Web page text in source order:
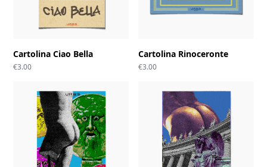
Cartolina Ciao Bella
€3.00
Cartolina Rinoceronte
€3.00